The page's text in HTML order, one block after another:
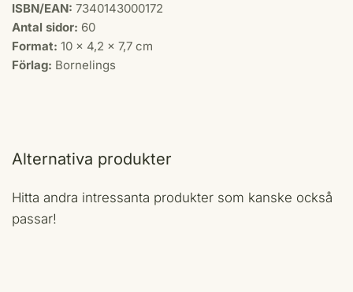
ISBN/EAN: 7340143000172
Antal sidor: 60
Format: 10 × 4,2 × 7,7 cm
Förlag: Bornelings
Alternativa produkter
Hitta andra intressanta produkter som kanske också
passar!